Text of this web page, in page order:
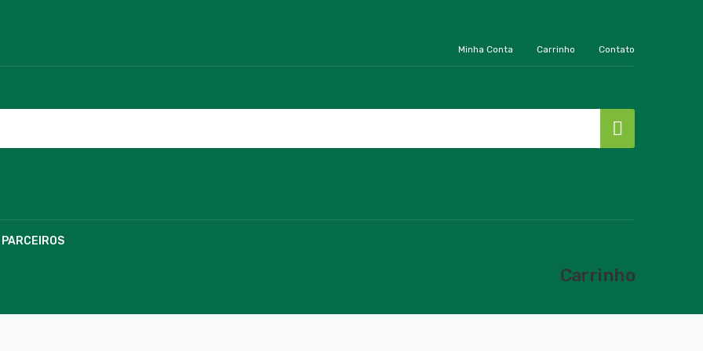
Minha Conta Carrinho Contato
PARCEIROS
Carrinho